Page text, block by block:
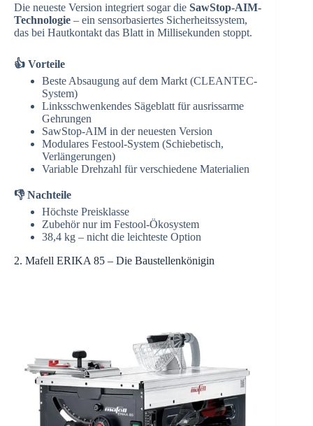
Die neueste Version integriert sogar die SawStop-AIM-
Technologie – ein sensorbasiertes Sicherheitssystem,
das bei Hautkontakt das Blatt in Millisekunden stoppt.
👍 Vorteile
Beste Absaugung auf dem Markt (CLEANTEC-
System)
Linksschwenkendes Sägeblatt für ausrissarme
Gehrungen
SawStop-AIM in der neuesten Version
Modulares Festool-System (Schiebetisch,
Verlängerungen)
Variable Drehzahl für verschiedene Materialien
👎 Nachteile
Höchste Preisklasse
Zubehör nur im Festool-Ökosystem
38,4 kg – nicht die leichteste Option
2. Mafell ERIKA 85 – Die Baustellenkönigin